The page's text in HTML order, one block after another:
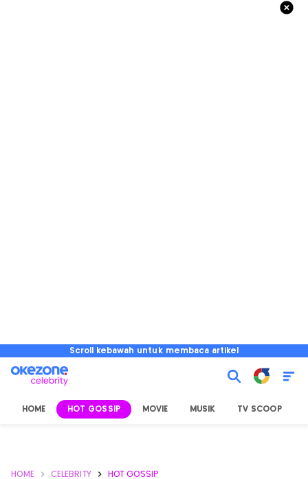
Scroll kebawah untuk membaca artikel
HOME HOT GOSSIP MOVIE MUSIK TV SCOOP
HOME CELEBRITY HOT GOSSIP